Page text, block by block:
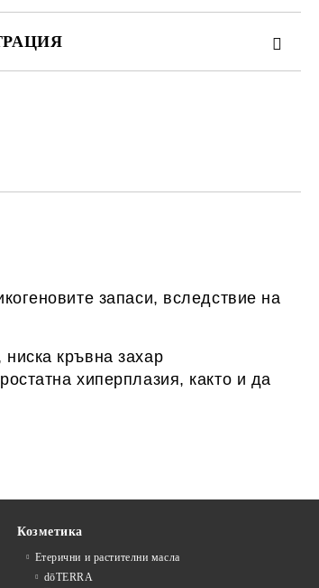
запаси, вследствие на
кръвна захар
хиперплазия, както и да
Козметика
Етерични и растителни масла
dōTERRA